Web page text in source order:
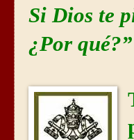
Si Dios te
¿Por qué?”